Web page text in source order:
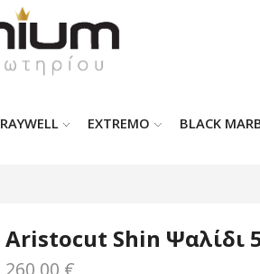
RAYWELL EXTREMO BLACK
Aristocut Shin
260,00 €